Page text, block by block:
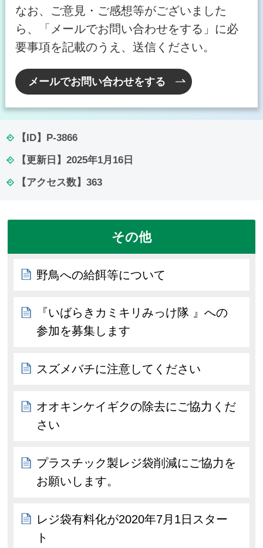
なお、ご意見・ご感想等がございました
ら、「メールでお問い合わせをする」に必
要事項を記載のうえ、送信ください。
メールでお問い合わせをする
【ID】 P-3866
【更新日】 2025年1月16日
【アクセス数】 363
その他
野鳥への給餌等について
『いばらきカミキリみっけ隊 』への
参加を募集します
スズメバチに注意してください
オオキンケイギクの除去にご協力くだ
さい
プラスチック製レジ袋削減にご協力を
お願いします。
レジ袋有料化が2020年7月1日スター
ト